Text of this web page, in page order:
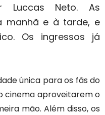
Luccas Neto. As
manhã e à tarde, e
Os ingressos já
única para os fãs do
cinema aproveitarem o
mão. Além disso, os